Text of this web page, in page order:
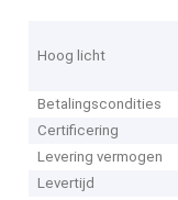
Hoog licht
Betalingscondities
Certificering
Levering vermogen
Levertijd